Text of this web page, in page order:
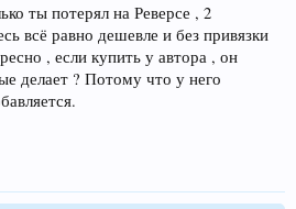
ты потерял на Реверсе , 2
всё равно дешевле и без привязки
, если купить у автора , он
делает ? Потому что у него